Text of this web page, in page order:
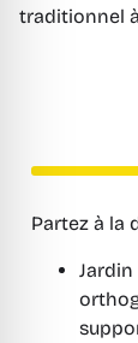
traditionnel
Partez à la
Jardin